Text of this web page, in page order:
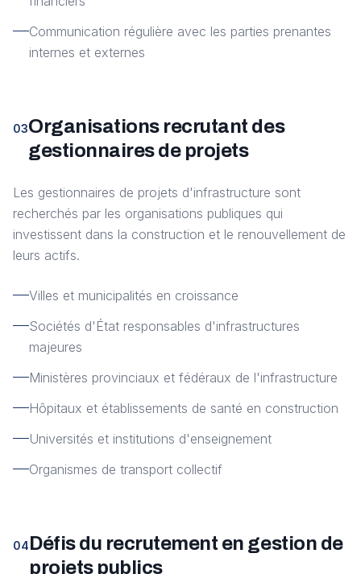
Communication régulière avec les parties prenantes
internes et externes
03Organisations recrutant des
gestionnaires de projets
Les gestionnaires de projets d'infrastructure sont
recherchés par les organisations publiques qui
investissent dans la construction et le renouvellement de
leurs actifs.
Villes et municipalités en croissance
Sociétés d'État responsables d'infrastructures
majeures
Ministères provinciaux et fédéraux de l'infrastructure
Hôpitaux et établissements de santé en construction
Universités et institutions d'enseignement
Organismes de transport collectif
04Défis du recrutement en gestion de
projets publics